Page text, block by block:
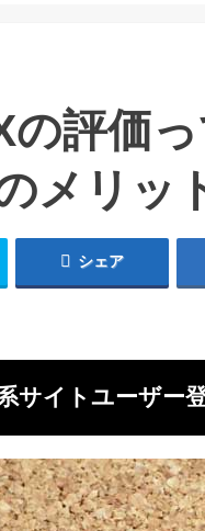
の評価
メリッ
シェア
サイトユーザー